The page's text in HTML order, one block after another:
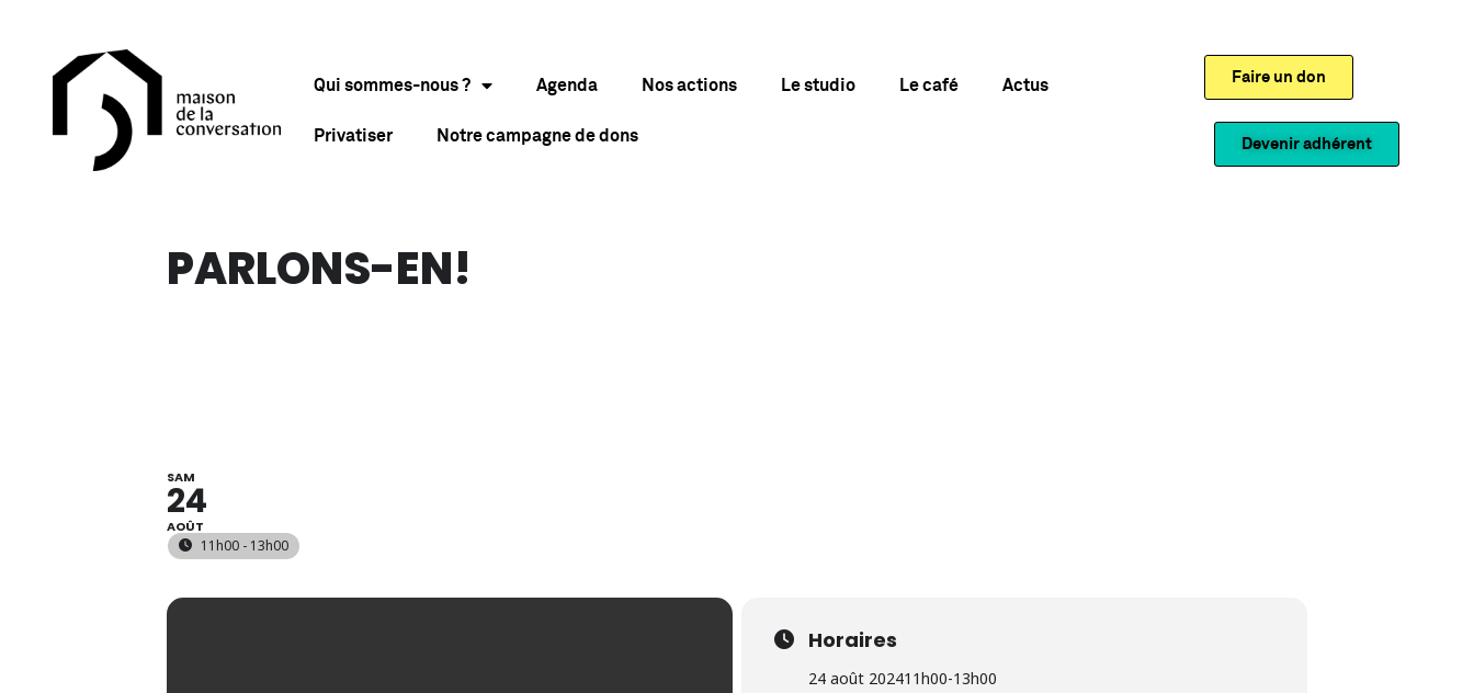
Qui sommes-nous ? Agenda Nos actions Le studio Le café Actus
Privatiser Notre campagne de dons
Faire un don
Devenir adhérent
PARLONS-EN!
SAM
24
AOÛT
11h00 - 13h00
Horaires
24 août 202411h00-13h00